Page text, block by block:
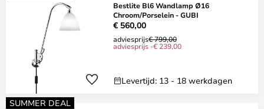
Bestlite Bl6 Wandlamp Ø16
Chroom/Porselein - GUBI
€ 560,00
adviesprijs€ 799,00
adviesprijs -€ 239,00
Levertijd: 13 - 18 werkdagen
SUMMER DEAL